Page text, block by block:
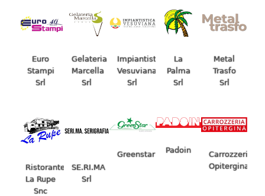
Euro
Stampi
Srl
Gelateria
Marcella
Srl
Impiantistica
Vesuviana
Srl
La
Palma
Srl
Metal
Trasfo
Srl
Ristorante
La Rupe
Snc
SE.RI.MA
Srl
Greenstar Padoin
Carrozzeria
Opitergina